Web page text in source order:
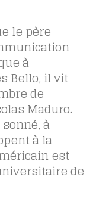
le père
à
Bello, il vit
de
Maduro.
à
à la
est
de